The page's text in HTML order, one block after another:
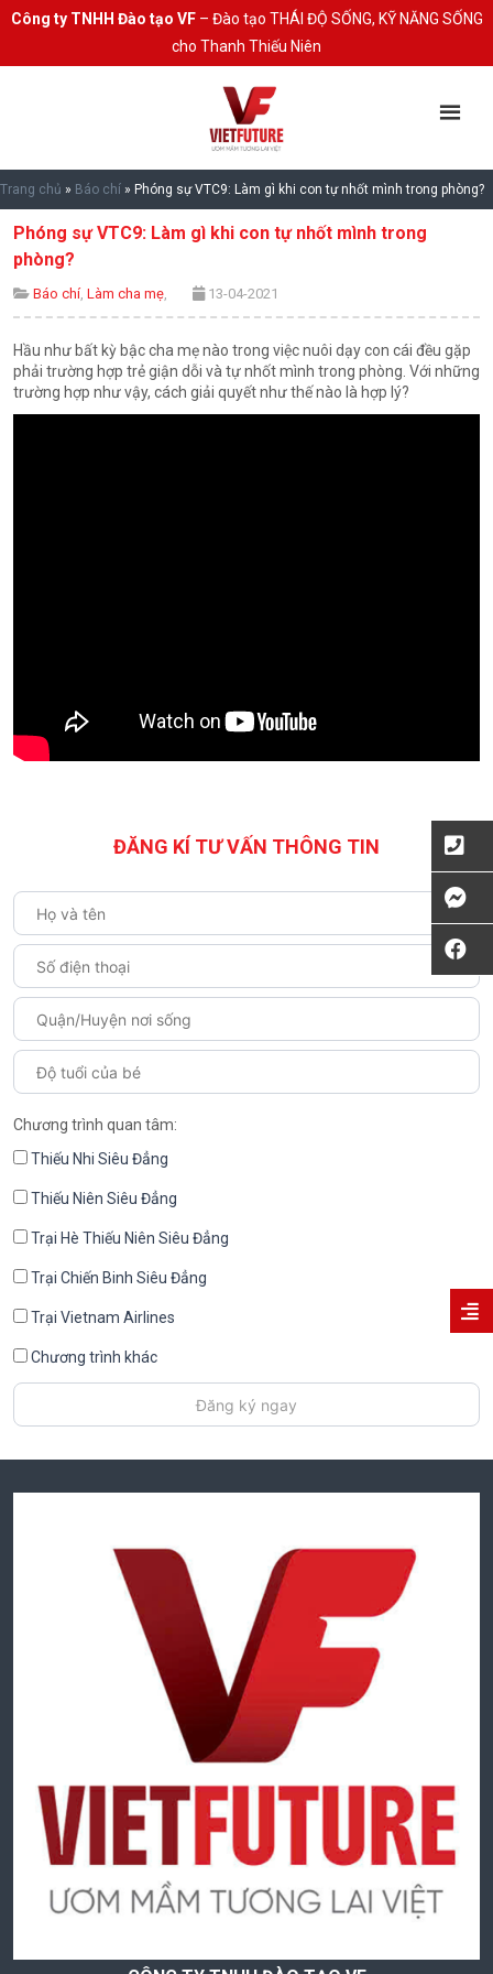
Công ty TNHH Đào tạo VF– Đào tạo THÁI ĐỘ SỐNG, KỸ NĂNG SỐNG
cho Thanh Thiếu Niên
Trang chủ » Báo chí » Phóng sự VTC9: Làm gì khi con tự nhốt mình trong phòng?
Phóng sự VTC9: Làm gì khi con tự nhốt mình trong
phòng?
Báo chí, Làm cha mẹ, 13-04-2021
Hầu như bất kỳ bậc cha mẹ nào trong việc nuôi dạy con cái đều gặp
phải trường hợp trẻ giận dỗi và tự nhốt mình trong phòng. Với những
trường hợp như vậy, cách giải quyết như thế nào là hợp lý?
ĐĂNG KÍ TƯ VẤN THÔNG TIN
Chương trình quan tâm:
Thiếu Nhi Siêu Đẳng
Thiếu Niên Siêu Đẳng
Trại Hè Thiếu Niên Siêu Đẳng
Trại Chiến Binh Siêu Đẳng
Trại Vietnam Airlines
Chương trình khác